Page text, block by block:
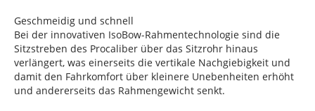
Geschmeidig und schnell
Bei der innovativen IsoBow-Rahmentechnologie sind die
Sitzstreben des Procaliber über das Sitzrohr hinaus
verlängert, was einerseits die vertikale Nachgiebigkeit und
damit den Fahrkomfort über kleinere Unebenheiten erhöht
und andererseits das Rahmengewicht senkt.